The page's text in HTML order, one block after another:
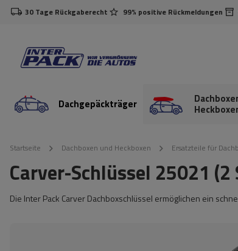
30 Tage Rückgaberecht 99% positive Rückmeldungen
Dachgepäckträger
Startseite Dachboxen und Heckboxen Ersatzteile für
Carver-Schlüssel 25021 (2
Die Inter Pack Carver Dachboxschlüssel ermöglichen ein